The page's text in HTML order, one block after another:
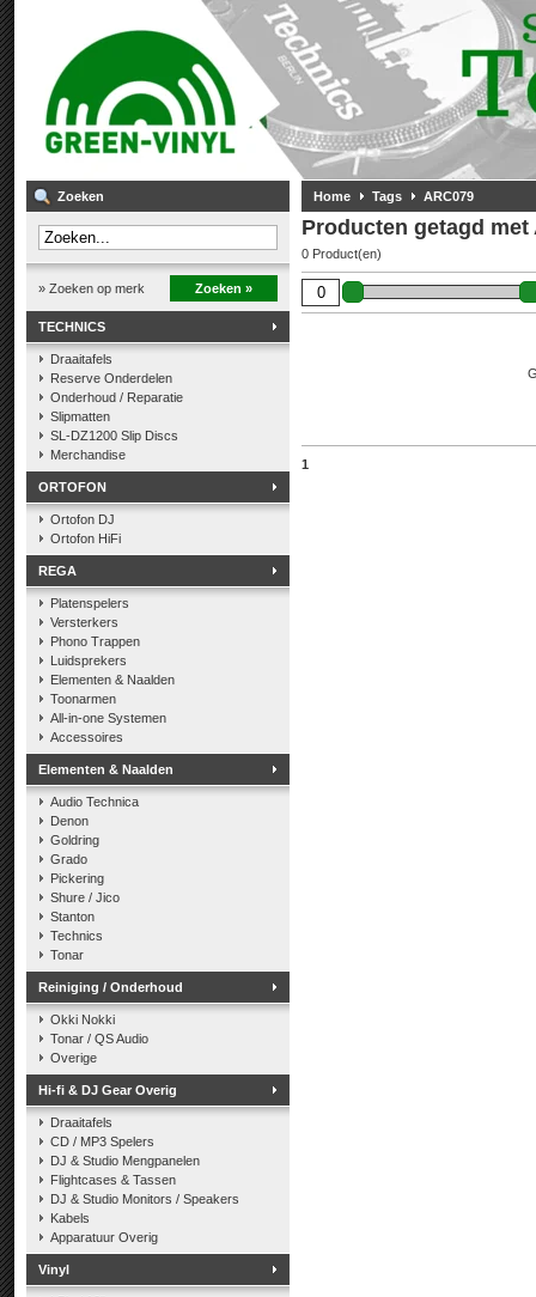
Zoeken
» Zoeken op merk Zoeken »
TECHNICS
Draaitafels
Reserve Onderdelen
Onderhoud / Reparatie
Slipmatten
SL-DZ1200 Slip Discs
Merchandise
ORTOFON
Ortofon DJ
Ortofon HiFi
REGA
Platenspelers
Versterkers
Phono Trappen
Luidsprekers
Elementen & Naalden
Toonarmen
All-in-one Systemen
Accessoires
Elementen & Naalden
Audio Technica
Denon
Goldring
Grado
Pickering
Shure / Jico
Stanton
Technics
Tonar
Reiniging / Onderhoud
Okki Nokki
Tonar / QS Audio
Overige
Hi-fi & DJ Gear Overig
Draaitafels
CD / MP3 Spelers
DJ & Studio Mengpanelen
Flightcases & Tassen
DJ & Studio Monitors / Speakers
Kabels
Apparatuur Overig
Vinyl
Home Tags ARC079
Producten getagd met
0 Product(en)
1